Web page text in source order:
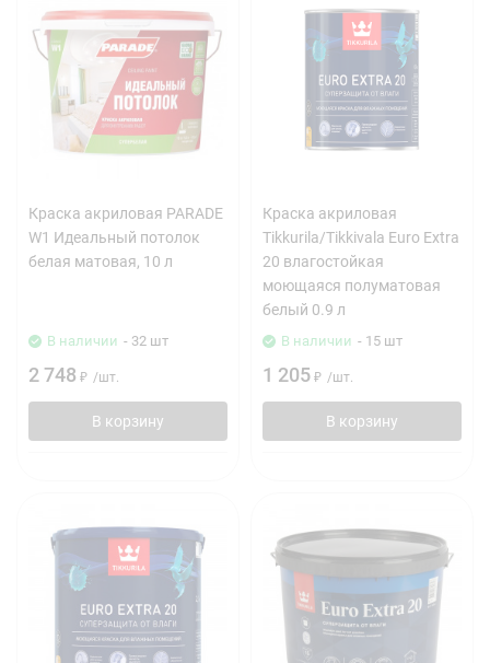
Краска акриловая PARADE
W1 Идеальный потолок
белая матовая, 10 л
В наличии - 32 шт
2 748 ₽ /шт.
В корзину
Краска акриловая
Tikkurila/Tikkivala Euro Extra
20 влагостойкая
моющаяся полуматовая
белый 0.9 л
В наличии - 15 шт
1 205 ₽ /шт.
В корзину